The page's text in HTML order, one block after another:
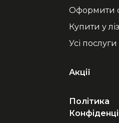
Акції
Купити у
Оформити
Усі послуги
Політика